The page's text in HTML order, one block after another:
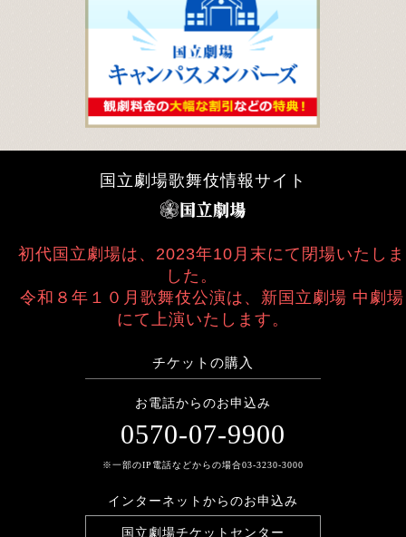
国立劇場歌舞伎情報サイト
初代国立劇場は、2023年10月末にて閉場いたしま
した。
令和８年１０月歌舞伎公演は、新国立劇場 中劇場
にて上演いたします。
チケットの購入
お電話からのお申込み
0570-07-9900
※一部のIP電話などからの場合03-3230-3000
インターネットからのお申込み
国立劇場チケットセンター